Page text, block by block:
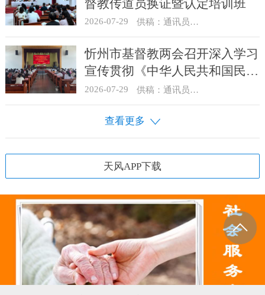
督教传道员换证暨认定培训班
2026-07-29 供稿：通讯员 翟超
忻州市基督教两会召开深入学习
宣传贯彻《中华人民共和国民族
团结进步促进法》启动部署会
2026-07-29 供稿：通讯员 骆合祥
查看更多
天风APP下载